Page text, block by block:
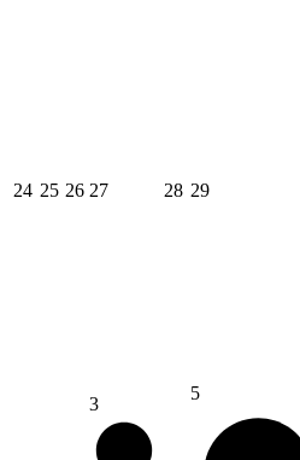
24 25 26 27 28 29
3
5